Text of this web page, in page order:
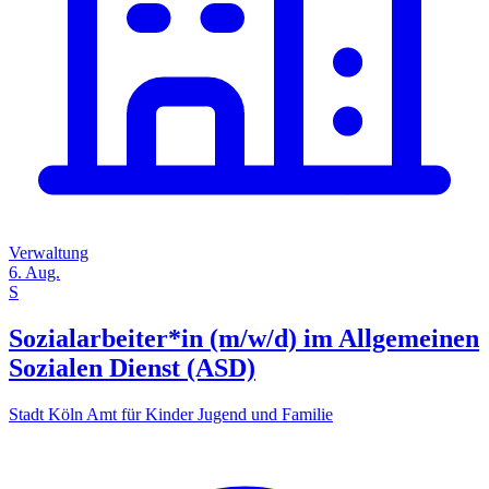
Verwaltung
6. Aug.
S
Sozialarbeiter*in (m/w/d) im Allgemeinen
Sozialen Dienst (ASD)
Stadt Köln Amt für Kinder Jugend und Familie